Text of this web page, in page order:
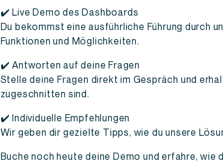
✔️ Live Demo des Dashboards
Du bekommst eine ausführliche Führung durch
Funktionen und Möglichkeiten.
✔️ Antworten auf deine Fragen
Stelle deine Fragen direkt im Gespräch und
zugeschnitten sind.
✔️ Individuelle Empfehlungen
Wir geben dir gezielte Tipps, wie du unsere
Buche noch heute deine Demo und erfahre, wie